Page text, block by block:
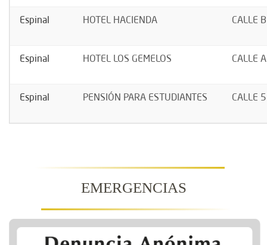
Espinal HOTEL HACIENDA CALLE
Espinal HOTEL LOS GEMELOS CALLE
Espinal PENSIÓN PARA ESTUDIANTES CALLE
EMERGENCIAS